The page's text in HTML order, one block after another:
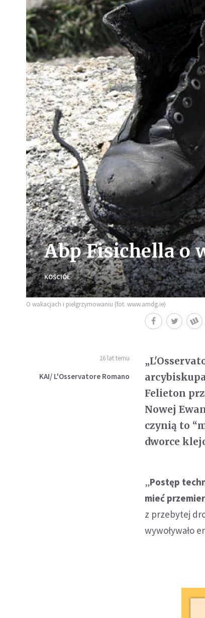
Abp Fisichella o
KOŚCIÓŁ
O wakacjach i pielgrzymowaniu (fot. www.amdg.ie)
16 lat temu
KAI/ L'Osservatore Romano
Felieton
Nowej
czynią to
dworce
„Postęp
mieć
z przebytej
wywoływało